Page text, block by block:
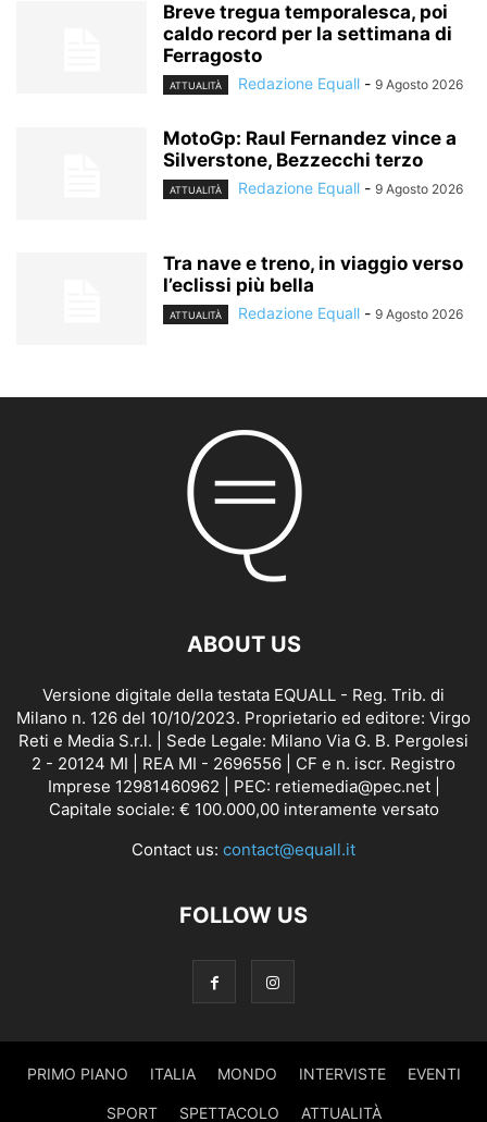
Breve tregua temporalesca, poi
caldo record per la settimana di
Ferragosto
ATTUALITÀ Redazione Equall - 9 Agosto 2026
MotoGp: Raul Fernandez vince a
Silverstone, Bezzecchi terzo
ATTUALITÀ Redazione Equall - 9 Agosto 2026
Tra nave e treno, in viaggio verso
l’eclissi più bella
ATTUALITÀ Redazione Equall - 9 Agosto 2026
ABOUT US
Versione digitale della testata EQUALL - Reg. Trib. di
Milano n. 126 del 10/10/2023. Proprietario ed editore: Virgo
Reti e Media S.r.l. | Sede Legale: Milano Via G. B. Pergolesi
2 - 20124 MI | REA MI - 2696556 | CF e n. iscr. Registro
Imprese 12981460962 | PEC: retiemedia@pec.net |
Capitale sociale: € 100.000,00 interamente versato
Contact us: contact@equall.it
FOLLOW US
PRIMO PIANO ITALIA MONDO INTERVISTE EVENTI
SPORT SPETTACOLO ATTUALITÀ